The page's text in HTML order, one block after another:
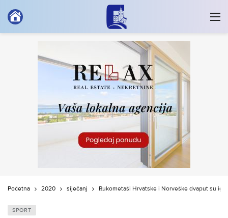
Početna 2020 siječanj Rukometaši Hrvatske i Norveške dvaput su
SPORT